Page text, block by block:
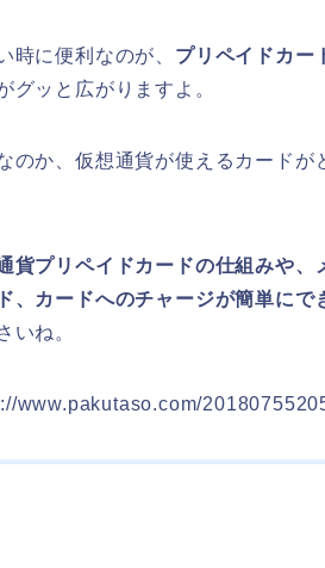
時に便利なのが、 プリペイドカー
グッと広がりますよ。
のか、仮想通貨が使えるカードが
貨プリペイドカードの仕組みや、
、カードへのチャージが簡単にで
いね。
www.pakutaso.com/